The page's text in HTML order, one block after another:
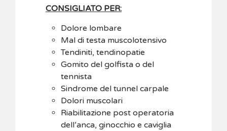
CONSIGLIATO PER:
Dolore lombare
Mal di testa muscolotensivo
Tendiniti, tendinopatie
Gomito del golfista o del
tennista
Sindrome del tunnel carpale
Dolori muscolari
Riabilitazione post operatoria
dell’anca, ginocchio e caviglia